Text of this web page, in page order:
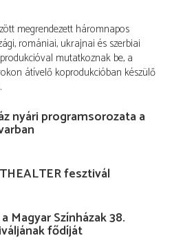
megrendezett háromnapos
romániai, ukrajnai és szerbiai
mutatkoznak be, a
átívelő koprodukcióban készülő
nyári programsorozata a
fesztivál
Magyar Színházak 38.
fődíját